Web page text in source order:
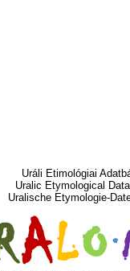
Uráli Etimológiai
Uralic Etymological
Uralische Etymologie-